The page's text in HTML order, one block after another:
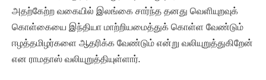
அதற்கேற்ற வகையில் இலங்கை சார்ந்த தனது வெளியுறவுக்
கொள்கையை இந்தியா மாற்றியமைத்துக் கொள்ள வேண்டும்
ஈழத்தமிழர்களை ஆதரிக்க வேண்டும் என்று வலியுறுத்துகிறேன்
என ராமதாஸ் வலியுறுத்தியுள்ளார்.